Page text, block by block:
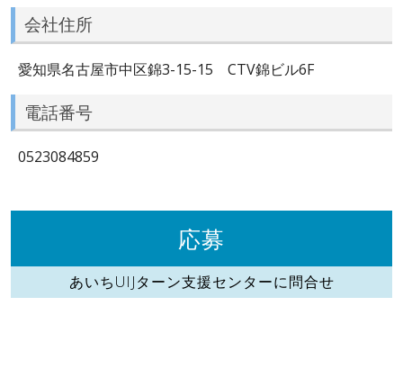
会社住所
愛知県名古屋市中区錦3-15-15 CTV錦ビル6F
電話番号
0523084859
応募
あいちUIJターン支援センターに問合せ